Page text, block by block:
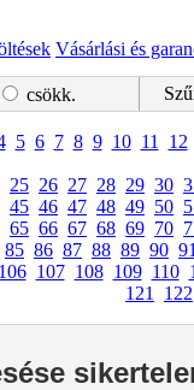
Vásárlási és
csökk.
5 6 7 8 9 10 11 12
25 26 27 28 29 30
45 46 47 48 49 50
65 66 67 68 69 70
85 86 87 88 89 90 91
106 107 108 109 110
121
122